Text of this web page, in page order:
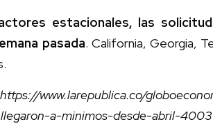
estacionales, las
pasada. California, Georgia,
www.larepublica.co/
a-minimos-desde-abril-